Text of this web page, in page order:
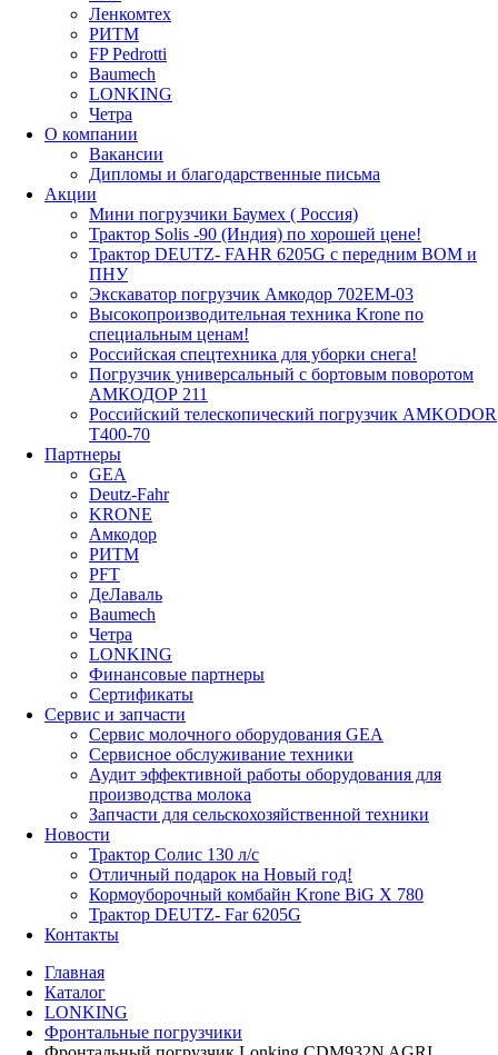
Ленкомтех
РИТМ
FP Pedrotti
Baumech
LONKING
Четра
О компании
Вакансии
Дипломы и благодарственные письма
Акции
Мини погрузчики Баумех ( Россия)
Трактор Solis -90 (Индия) по хорошей цене!
Трактор DEUTZ- FAHR 6205G с передним ВОМ и
ПНУ
Экскаватор погрузчик Амкодор 702ЕМ-03
Высокопроизводительная техника Krone по
специальным ценам!
Российская спецтехника для уборки снега!
Погрузчик универсальный с бортовым поворотом
АМКОДОР 211
Российский телескопический погрузчик AMKODOR
Т400-70
Партнеры
GEA
Deutz-Fahr
KRONE
Амкодор
РИТМ
PFT
ДеЛаваль
Baumech
Четра
LONKING
Финансовые партнеры
Сертификаты
Сервис и запчасти
Сервис молочного оборудования GEA
Сервисное обслуживание техники
Аудит эффективной работы оборудования для
производства молока
Запчасти для сельскохозяйственной техники
Новости
Трактор Солис 130 л/с
Отличный подарок на Новый год!
Кормоуборочный комбайн Krone BiG X 780
Трактор DEUTZ- Far 6205G
Контакты
Главная
Каталог
LONKING
Фронтальные погрузчики